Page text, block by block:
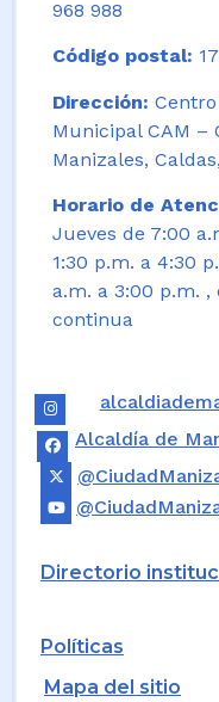
968 988
Código postal:
Dirección:
Municipal CAM –
Manizales,
Horario de
Jueves de 7:00
1:30 p.m. a 4:30
a.m. a 3:00 p.m. ,
continua
Alcaldía de
Directorio
Políticas
Mapa del sitio